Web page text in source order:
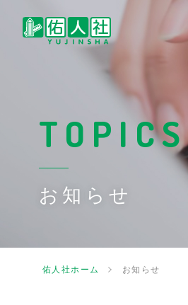
TOPICS
お知らせ
佑人社ホーム お知らせ